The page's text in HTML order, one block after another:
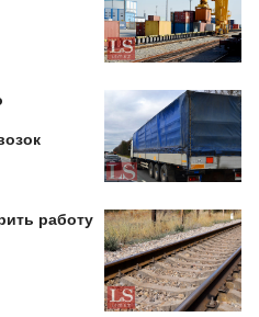
работу